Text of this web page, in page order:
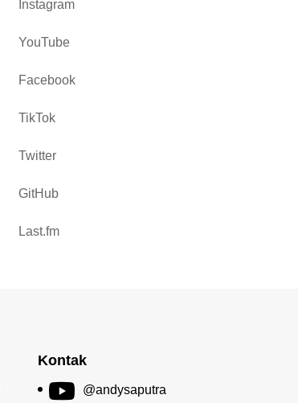
Instagram
YouTube
Facebook
TikTok
Twitter
GitHub
Last.fm
Kontak
@andysaputra